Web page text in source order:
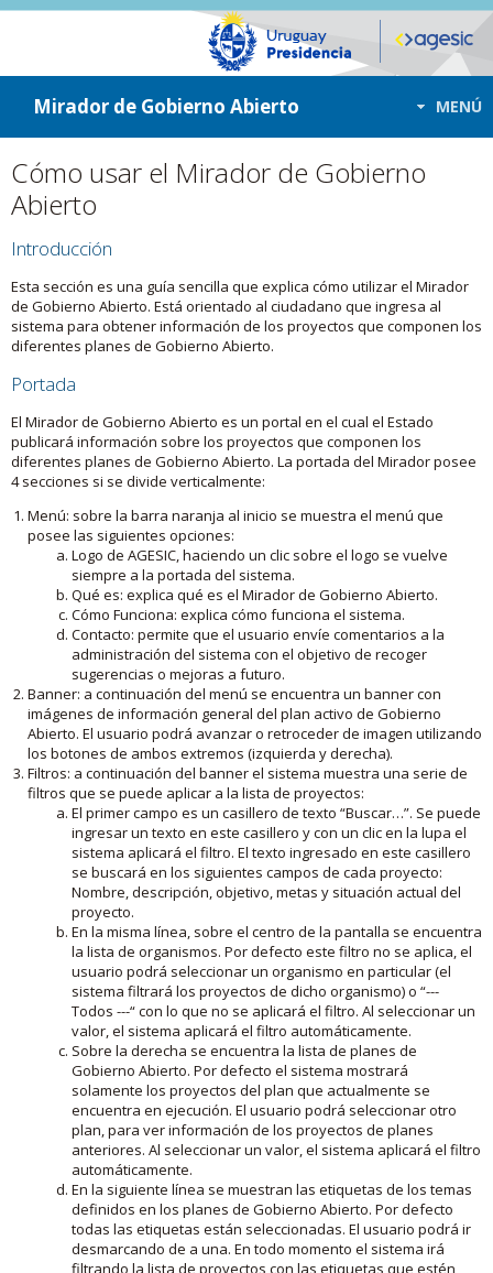
ir a contenido
ir al menú
Mirador de Gobierno Abierto MENÚ
Cómo usar el Mirador de Gobierno
Abierto
Introducción
Esta sección es una guía sencilla que explica cómo utilizar el Mirador
de Gobierno Abierto. Está orientado al ciudadano que ingresa al
sistema para obtener información de los proyectos que componen los
diferentes planes de Gobierno Abierto.
Portada
El Mirador de Gobierno Abierto es un portal en el cual el Estado
publicará información sobre los proyectos que componen los
diferentes planes de Gobierno Abierto. La portada del Mirador posee
4 secciones si se divide verticalmente:
Menú: sobre la barra naranja al inicio se muestra el menú que
posee las siguientes opciones:
Logo de AGESIC, haciendo un clic sobre el logo se vuelve
siempre a la portada del sistema.
Qué es: explica qué es el Mirador de Gobierno Abierto.
Cómo Funciona: explica cómo funciona el sistema.
Contacto: permite que el usuario envíe comentarios a la
administración del sistema con el objetivo de recoger
sugerencias o mejoras a futuro.
Banner: a continuación del menú se encuentra un banner con
imágenes de información general del plan activo de Gobierno
Abierto. El usuario podrá avanzar o retroceder de imagen utilizando
los botones de ambos extremos (izquierda y derecha).
Filtros: a continuación del banner el sistema muestra una serie de
filtros que se puede aplicar a la lista de proyectos:
El primer campo es un casillero de texto “Buscar…”. Se puede
ingresar un texto en este casillero y con un clic en la lupa el
sistema aplicará el filtro. El texto ingresado en este casillero
se buscará en los siguientes campos de cada proyecto:
Nombre, descripción, objetivo, metas y situación actual del
proyecto.
En la misma línea, sobre el centro de la pantalla se encuentra
la lista de organismos. Por defecto este filtro no se aplica, el
usuario podrá seleccionar un organismo en particular (el
sistema filtrará los proyectos de dicho organismo) o “---
Todos ---“ con lo que no se aplicará el filtro. Al seleccionar un
valor, el sistema aplicará el filtro automáticamente.
Sobre la derecha se encuentra la lista de planes de
Gobierno Abierto. Por defecto el sistema mostrará
solamente los proyectos del plan que actualmente se
encuentra en ejecución. El usuario podrá seleccionar otro
plan, para ver información de los proyectos de planes
anteriores. Al seleccionar un valor, el sistema aplicará el filtro
automáticamente.
En la siguiente línea se muestran las etiquetas de los temas
definidos en los planes de Gobierno Abierto. Por defecto
todas las etiquetas están seleccionadas. El usuario podrá ir
desmarcando de a una. En todo momento el sistema irá
filtrando la lista de proyectos con las etiquetas que estén